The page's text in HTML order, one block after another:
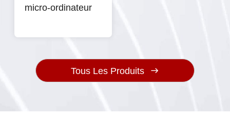
micro-ordinateur
Tous Les Produits